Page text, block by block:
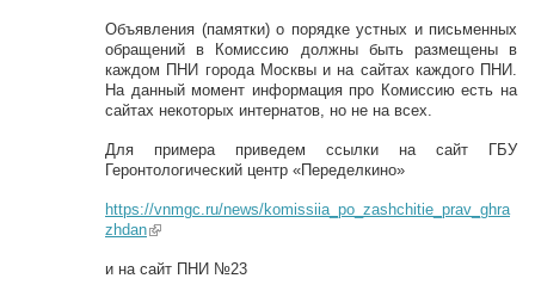
Объявления (памятки) о порядке устных и письменных
обращений в Комиссию должны быть размещены в
каждом ПНИ города Москвы и на сайтах каждого ПНИ.
На данный момент информация про Комиссию есть на
сайтах некоторых интернатов, но не на всех.
Для примера приведем ссылки на сайт ГБУ
Геронтологический центр «Переделкино»
https://vnmgc.ru/news/komissiia_po_zashchitie_prav_ghra
zhdan(link is external)
и на сайт ПНИ №23